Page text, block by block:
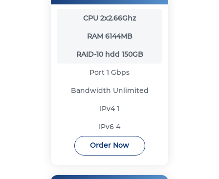
CPU 2x2.66Ghz
RAM 6144MB
RAID-10 hdd 150GB
Port 1 Gbps
Bandwidth Unlimited
IPv41
IPv6 4
Order Now